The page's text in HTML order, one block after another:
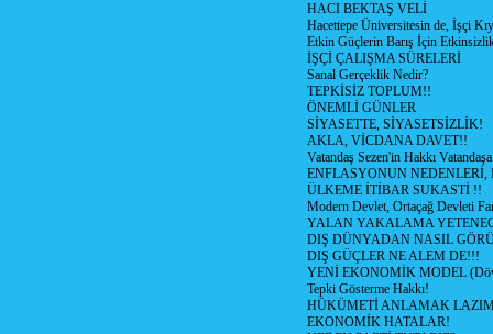
HACI BEKTAŞ VELİ
Hacettepe Üniversitesin de, İşçi
Etkin Güçlerin Barış İçin
İŞÇİ ÇALIŞMA SÜRELERİ
Sanal Gerçeklik Nedir?
TEPKİSİZ TOPLUM!!
ÖNEMLİ GÜNLER
SİYASETTE, SİYASETSİZLİK!
AKLA, VİCDANA DAVET!!
Vatandaş Sezen'in Hakkı
ENFLASYONUN NEDENLERİ,
ÜLKEME İTİBAR SUKASTİ !!
Modern Devlet, Ortaçağ Devleti
YALAN YAKALAMA
DIŞ DÜNYADAN NASIL
DIŞ GÜÇLER NE ALEM DE!!!
YENİ EKONOMİK MODEL
Tepki Gösterme Hakkı!
HÜKÜMETİ ANLAMAK
EKONOMİK HATALAR!